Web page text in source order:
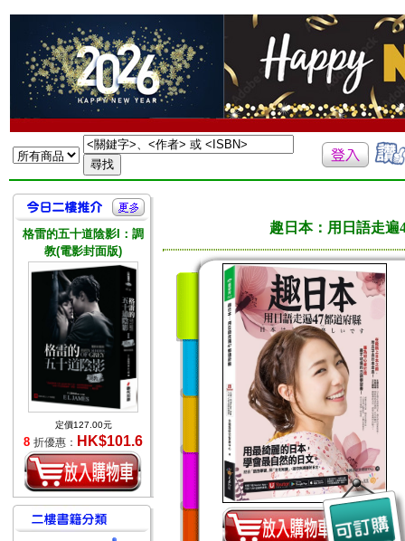
格雷的五十道陰影I：調
教(電影封面版)
定價127.00元
8 折優惠： HK$101.6
趣日本：用日語走